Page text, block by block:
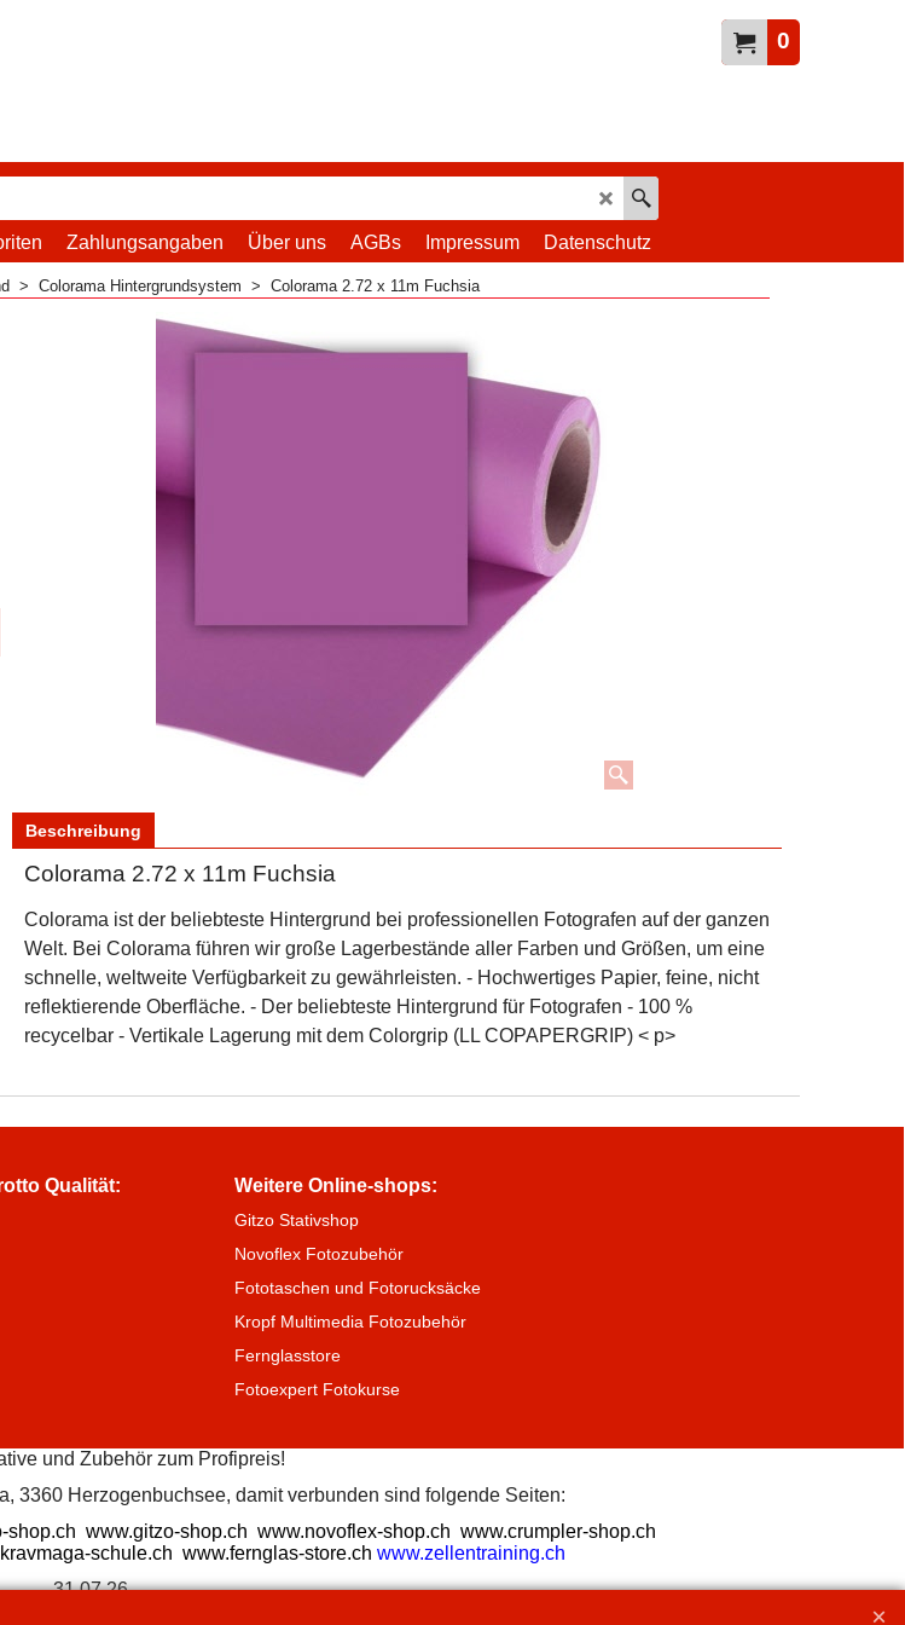
0
Zahlungsangaben Über uns AGBs Impressum
Datenschutz
> Colorama Hintergrundsystem > Colorama 2.72 x 11m Fuchsia
Beschreibung
Colorama 2.72 x 11m Fuchsia
Colorama ist der beliebteste Hintergrund bei professionellen Fotografen auf der ganzen
Welt. Bei Colorama führen wir große Lagerbestände aller Farben und Größen, um eine
schnelle, weltweite Verfügbarkeit zu gewährleisten. - Hochwertiges Papier, feine, nicht
reflektierende Oberfläche. - Der beliebteste Hintergrund für Fotografen - 100 %
recycelbar - Vertikale Lagerung mit dem Colorgrip (LL COPAPERGRIP) < p>
Qualität: Weitere Online-shops:
Gitzo Stativshop
Novoflex Fotozubehör
Fototaschen und Fotorucksäcke
Kropf Multimedia Fotozubehör
Fernglasstore
Fotoexpert Fotokurse
und Zubehör zum Profipreis!
3360 Herzogenbuchsee, damit verbunden sind folgende Seiten:
shop.ch www.gitzo-shop.ch www.novoflex-shop.ch www.crumpler-shop.ch
schule.ch www.fernglas-store.ch www.zellentraining.ch
31.07.26